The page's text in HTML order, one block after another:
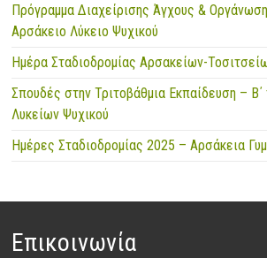
Πρόγραμμα Διαχείρισης Άγχους &
Αρσάκειο Λύκειο Ψυχικού
Ημέρα Σταδιοδρομίας Αρσακείων-
Σπουδές στην Τριτοβάθμια Εκπαίδευση –
Λυκείων Ψυχικού
Ημέρες Σταδιοδρομίας 2025 – Αρσάκεια
Επικοινωνία